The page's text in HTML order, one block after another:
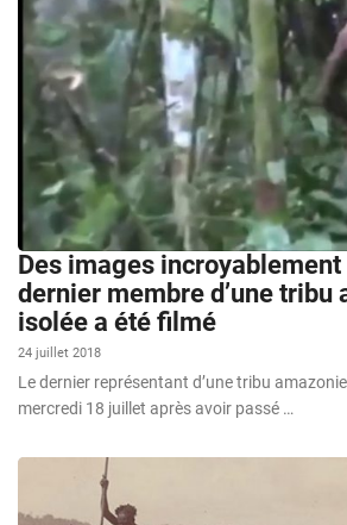
Des images
dernier membre d’une tribu
isolée a été filmé
24 juillet 2018
Le dernier représentant d’une tribu
mercredi 18 juillet après avoir passé …